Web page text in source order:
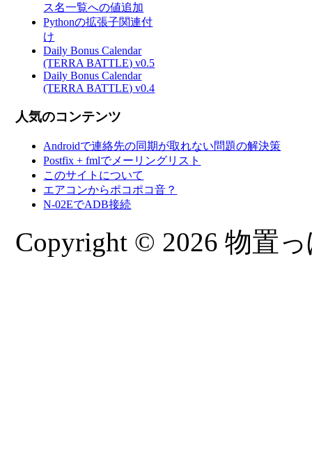
ス名一覧への値追加
Pythonの拡張子関連付
け
Daily Bonus Calendar
(TERRA BATTLE) v0.5
Daily Bonus Calendar
(TERRA BATTLE) v0.4
人気のコンテンツ
Androidで連絡先の同期が取れない問題の解決策
Postfix + fmlでメーリングリスト
このサイトについて
エアコンからポコポコ音？
N-02EでADB接続
Copyright © 2026 物置